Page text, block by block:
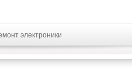
электроники